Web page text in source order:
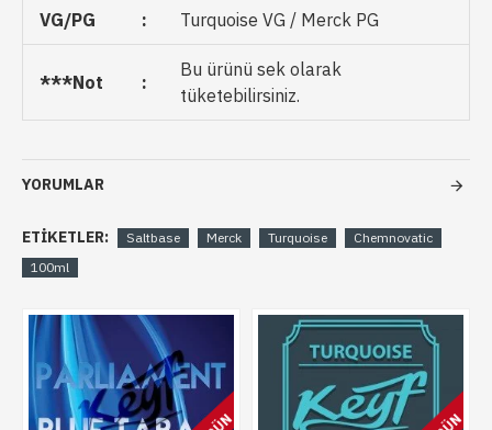
VG/PG : Turquoise VG / Merck PG
***Not :
Bu ürünü sek olarak
tüketebilirsiniz.
YORUMLAR
ETIKETLER: Saltbase Merck Turquoise
Chemnovatic
100ml